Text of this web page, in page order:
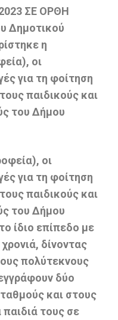
ΣΕ ΟΡΘΗ
Δημοτικού
η
οι
για τη φοίτηση
παιδικούς και
του Δήμου
οι
για τη φοίτηση
παιδικούς και
του Δήμου
ίδιο επίπεδο με
δίνοντας
πολύτεκνους
δύο
και στους
τους σε